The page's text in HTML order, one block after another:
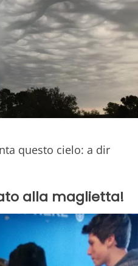
questo cielo: a dir
alla maglietta!